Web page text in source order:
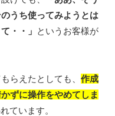
うち使ってみようとは
・・」 というお客様が
らえたとしても、 作成
ずに操作をやめてしま
ています。